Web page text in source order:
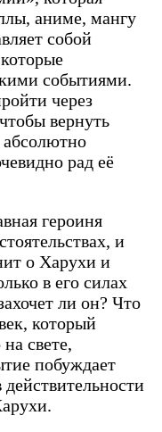
аниме, мангу
собой
событиями.
через
вернуть
рад её
героиня
и
о Харухи и
в его силах
ли он? Что
который
свете,
побуждает